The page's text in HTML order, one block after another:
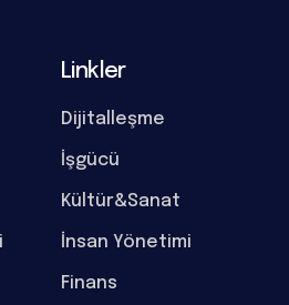
Linkler
Dijitalleşme
İşgücü
Kültür&Sanat
İnsan Yönetimi
Finans